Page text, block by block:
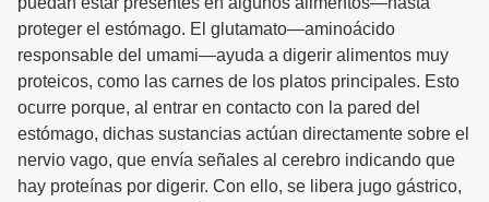
proteger el estómago. El glutamato—aminoácido
responsable del umami—ayuda a digerir alimentos muy
proteicos, como las carnes de los platos principales. Esto
ocurre porque, al entrar en contacto con la pared del
estómago, dichas sustancias actúan directamente sobre el
nervio vago, que envía señales al cerebro indicando que
hay proteínas por digerir. Con ello, se libera jugo gástrico,